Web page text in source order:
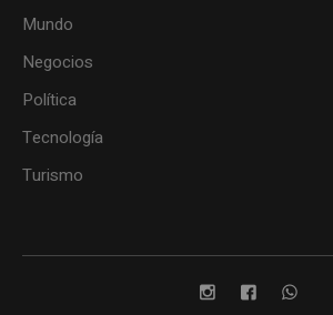
Mundo
Negocios
Política
Tecnología
Turismo